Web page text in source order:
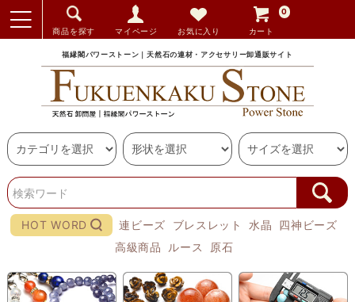
商品を探す マイページ お気に入り カート
0
福縁閣パワーストーン｜天然石の連材・アクセサリー卸通販サイト
HOT WORD 連ビーズ ブレスレット 水晶
四神ビーズ
高級商品
ルース 原石